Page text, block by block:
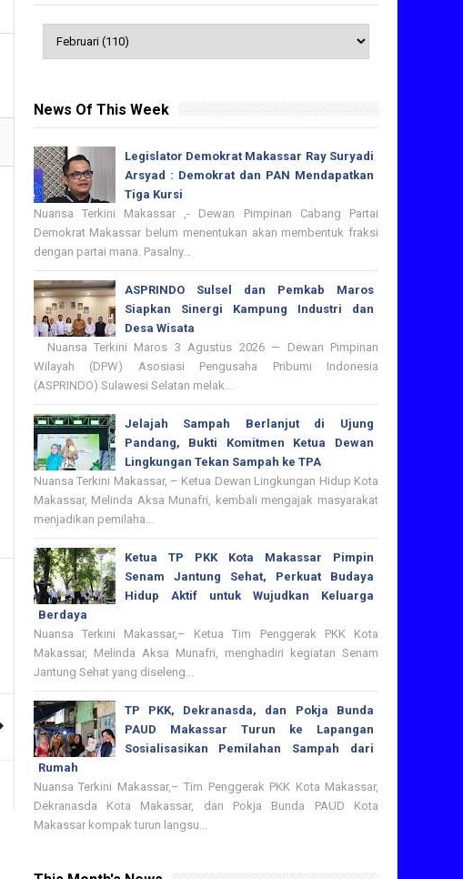
News Of This Week
Legislator Demokrat Makassar Ray Suryadi
Arsyad : Demokrat dan PAN Mendapatkan
Tiga Kursi
Nuansa Terkini Makassar ,- Dewan Pimpinan Cabang Partai
Demokrat Makassar belum menentukan akan membentuk fraksi
dengan partai mana. Pasalny...
ASPRINDO Sulsel dan Pemkab Maros
Siapkan Sinergi Kampung Industri dan
Desa Wisata
Nuansa Terkini Maros 3 Agustus 2026 — Dewan Pimpinan
Wilayah (DPW) Asosiasi Pengusaha Pribumi Indonesia
(ASPRINDO) Sulawesi Selatan melak...
Jelajah Sampah Berlanjut di Ujung
Pandang, Bukti Komitmen Ketua Dewan
Lingkungan Tekan Sampah ke TPA
Nuansa Terkini Makassar, – Ketua Dewan Lingkungan Hidup Kota
Makassar, Melinda Aksa Munafri, kembali mengajak masyarakat
menjadikan pemilaha...
Ketua TP PKK Kota Makassar Pimpin
Senam Jantung Sehat, Perkuat Budaya
Hidup Aktif untuk Wujudkan Keluarga
Berdaya
Nuansa Terkini Makassar,– Ketua Tim Penggerak PKK Kota
Makassar, Melinda Aksa Munafri, menghadiri kegiatan Senam
Jantung Sehat yang diseleng...
TP PKK, Dekranasda, dan Pokja Bunda
PAUD Makassar Turun ke Lapangan
Sosialisasikan Pemilahan Sampah dari
Rumah
Nuansa Terkini Makassar,– Tim Penggerak PKK Kota Makassar,
Dekranasda Kota Makassar, dan Pokja Bunda PAUD Kota
Makassar kompak turun langsu...